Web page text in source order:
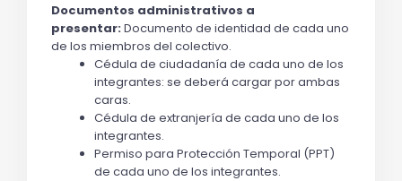
Documentos administrativos a
presentar: Documento de identidad de cada uno
de los miembros del colectivo.
Cédula de ciudadanía de cada uno de los
integrantes: se deberá cargar por ambas
caras.
Cédula de extranjería de cada uno de los
integrantes.
Permiso para Protección Temporal (PPT)
de cada uno de los integrantes.